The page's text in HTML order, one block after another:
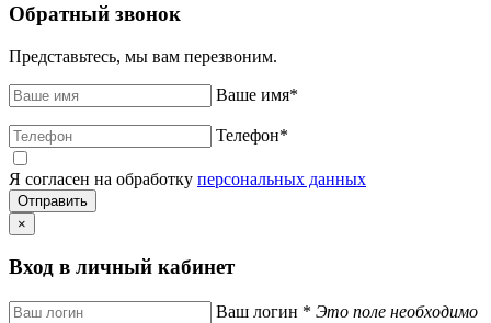
Обратный звонок
Представьтесь, мы вам перезвоним.
Ваше имя*
Телефон*
Я согласен на обработку персональных данных
×
Вход в личный кабинет
Ваш логин * Это поле необходимо